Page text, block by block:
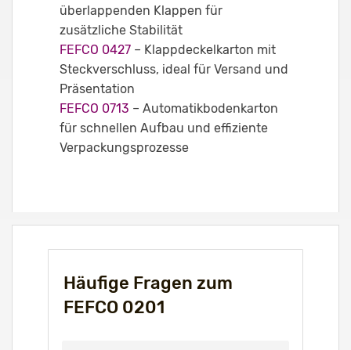
überlappenden Klappen für
zusätzliche Stabilität
FEFCO 0427 – Klappdeckelkarton mit
Steckverschluss, ideal für Versand und
Präsentation
FEFCO 0713 – Automatikbodenkarton
für schnellen Aufbau und effiziente
Verpackungsprozesse
Häufige Fragen zum
FEFCO 0201